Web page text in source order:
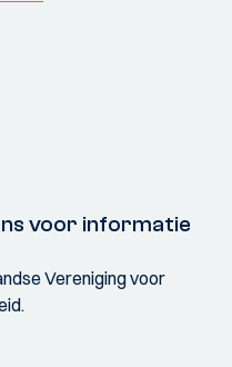
voor informatie
Vereniging voor